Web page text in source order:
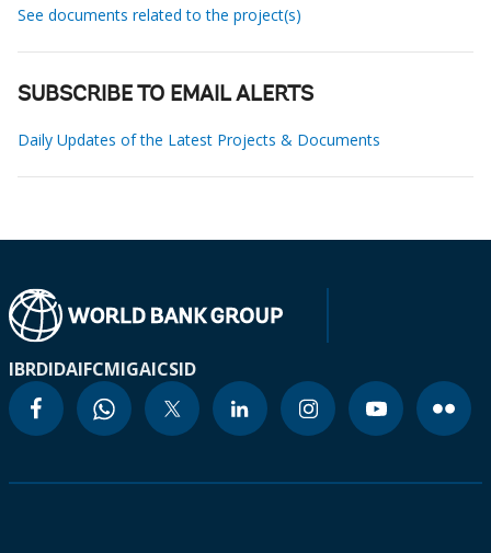
See documents related to the project(s)
SUBSCRIBE TO EMAIL ALERTS
Daily Updates of the Latest Projects & Documents
IBRDIDAIFCMIGAICSID